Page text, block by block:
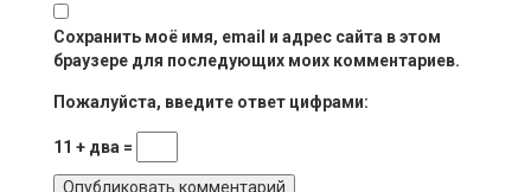
Сохранить моё имя, email и адрес сайта в этом
браузере для последующих моих комментариев.
Пожалуйста, введите ответ цифрами:
11 + два =